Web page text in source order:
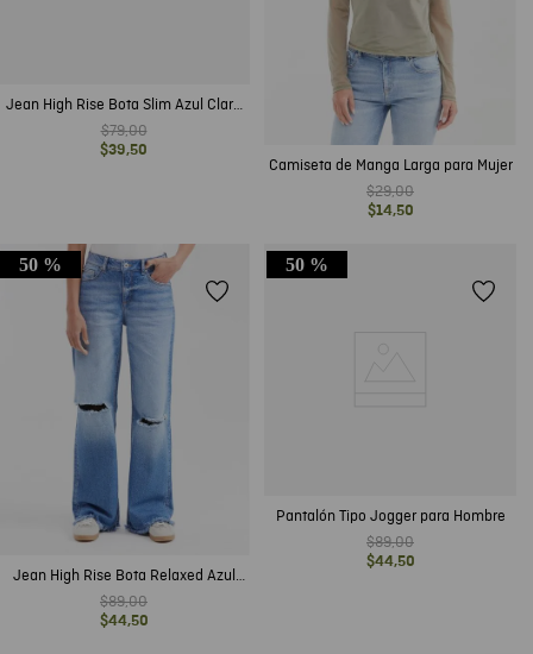
Jean High Rise Bota Slim Azul Claro
para Mujer
$79,00
$39,50
Camiseta de Manga Larga para Mujer
$29,00
$14,50
50 %
Jean High Rise Bota Relaxed Azul
Medio con Rotos para Mujer
$89,00
$44,50
50 %
Pantalón Tipo Jogger para Hombre
$89,00
$44,50